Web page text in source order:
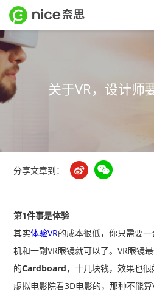
案例
关于
奈思美赞
研究
关于VR，设计师
分享文章到：
第1件事是体验
其实体验VR的成本很低，你只需要
机和一副VR眼镜就可以了。VR眼镜
的Cardboard，十几块钱，效果也
虚拟电影院看3D电影的，那种不能算